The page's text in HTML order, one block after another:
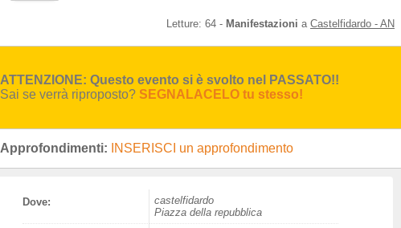
Letture: 64 - Manifestazioni a Castelfidardo - AN
ATTENZIONE: Questo evento si è svolto nel PASSATO!!
Sai se verrà riproposto? SEGNALACELO tu stesso!
Approfondimenti: INSERISCI un approfondimento
Dove:
castelfidardo
Piazza della repubblica